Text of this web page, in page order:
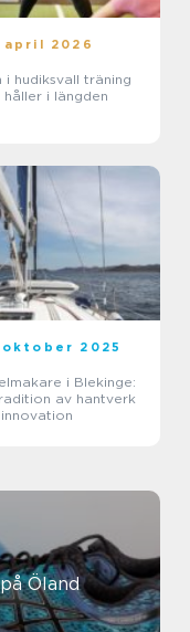
april 2026
träning
håller i längden
oktober 2025
i Blekinge:
av hantverk
Öland